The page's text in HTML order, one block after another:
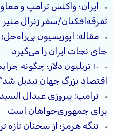
ایران؛ واکنش ترامپ و
تفرقه‌افکنان/سفر ژنرال منیر
مقاله: اپوزیسیون
جای نجات ایران را می‌گیرد
۱۰ تریلیون دلار؛ چگونه
اقتصاد بزرگ جهان تبدیل
ترامپ: پیروزی عبدال
برای جمهوری‌خواهان است
تنگه هرمز؛ از سخنان تازه